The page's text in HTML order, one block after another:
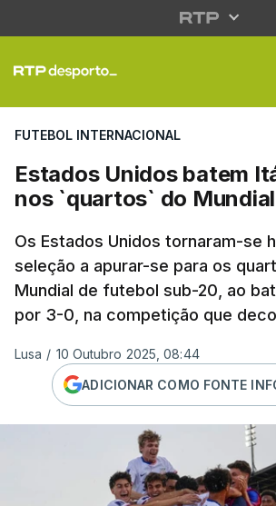
Estados
FUTEBOL INTERNACIONAL
Estados Unidos batem
nos `quartos` do
Os Estados Unidos tornaram-se
seleção a apurar-se para os
Mundial de futebol sub-20, ao
por 3-0, na competição que
Lusa / 10 Outubro 2025, 08:44
ADICIONAR COMO FONTE